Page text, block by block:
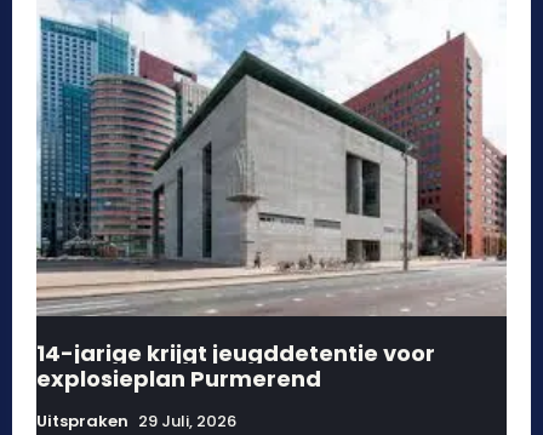
14-jarige krijgt jeugddetentie voor
explosieplan Purmerend
Uitspraken 29 Juli, 2026